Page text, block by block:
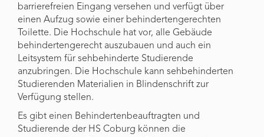
barrierefreien Eingang versehen und verfügt über
einen Aufzug sowie einer behindertengerechten
Toilette. Die Hochschule hat vor, alle Gebäude
behindertengerecht auszubauen und auch ein
Leitsystem für sehbehinderte Studierende
anzubringen. Die Hochschule kann sehbehinderten
Studierenden Materialien in Blindenschrift zur
Verfügung stellen.
Es gibt einen Behindertenbeauftragten und
Studierende der HS Coburg können die